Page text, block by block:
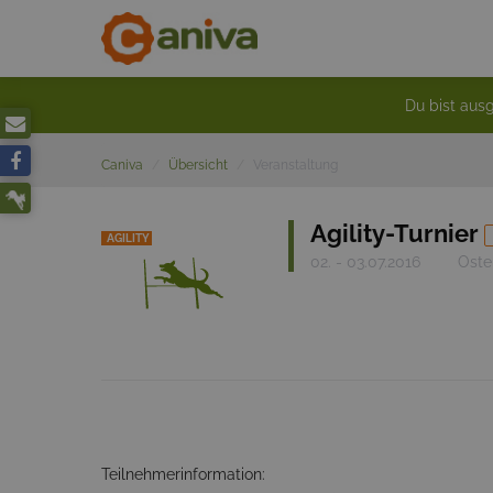
Du bist
Caniva Übersicht
AGILITY Agility-Turnier
02. - 03.07.2016
Teilnehmerinformation: